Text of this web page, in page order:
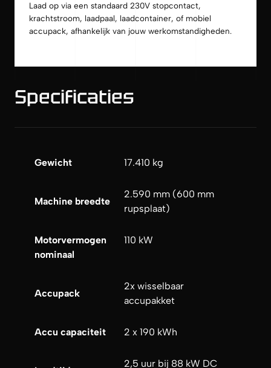
Laad op via een standaard 230V stopcontact,
krachtstroom, laadpaal, laadcontainer, of mobiel
accupack, afhankelijk van jouw werkomstandigheden.
Specificaties
Gewicht 17.410 kg
Machine breedte
2.590 mm (600 mm
rupsplaat)
Motorvermogen
nominaal
110 kW
Accupack
2x wisselbaar
accupakket
Accu capaciteit 2 x 190 kWh
2,5 uur bij 88 kW DC